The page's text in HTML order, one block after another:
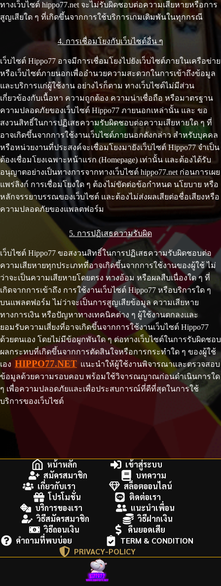
ทางเว็บไซต์ hippo77.net จะไม่รับผิดชอบต่อความเสียหายหรือการ
สูญเสียใด ๆ ที่เกิดขึ้นจากการใช้บริการเกมเดิมพันในทุกกรณี
4. การเชื่อมโยงกับเว็บไซต์อื่น ๆ
เว็บไซต์ Hippo77 อาจมีการเชื่อมโยงไปยังเว็บไซต์ภายในเครือข่าย
หรือเว็บไซต์ภายนอกเพื่ออำนวยความสะดวกในการเข้าถึงข้อมูล
และบริการแก่ผู้ใช้งาน อย่างไรก็ตาม ทางเว็บไซต์ไม่มีส่วน
เกี่ยวข้องกับเนื้อหา ความถูกต้อง ความน่าเชื่อถือ หรือมาตรฐาน
ความปลอดภัยของเว็บไซต์ Hippo77 ภายนอกเหล่านั้น และ ขอ
สงวนสิทธิ์ในการปฏิเสธความรับผิดชอบต่อความเสียหายใด ๆ ที่
อาจเกิดขึ้นจากการใช้งานเว็บไซต์ภายนอกดังกล่าว สำหรับบุคคล
หรือหน่วยงานที่ประสงค์จะเชื่อมโยงมายังเว็บไซต์ Hippo77 จำเป็น
ต้องเชื่อมโยงเฉพาะหน้าแรก (Homepage) เท่านั้น และต้องได้รับ
อนุญาตอย่างเป็นทางการจากทางเว็บไซต์ hippo77.net ก่อนการเผย
แพร่ลิงก์ การเชื่อมโยงใด ๆ ต้องไม่ขัดต่อข้อกำหนด นโยบาย หรือ
หลักจรรยาบรรณของเว็บไซต์ และต้องไม่ส่งผลเสียต่อชื่อเสียงหรือ
ความปลอดภัยของแพลตฟอร์ม
5. การปฏิเสธความรับผิด
เว็บไซต์ Hippo77 ขอสงวนสิทธิ์ในการปฏิเสธความรับผิดชอบต่อ
ความเสียหายทุกประเภทที่อาจเกิดขึ้นจากการใช้งานของผู้ใช้ ไม่
ว่าจะเป็นความเสียหายโดยตรง ทางอ้อม หรือผลสืบเนื่องใด ๆ ที่
เกิดจากการเข้าถึง การใช้งานเว็บไซต์ Hippo77 หรือบริการใด ๆ
บนแพลตฟอร์ม ไม่ว่าจะเป็นการสูญเสียข้อมูล ความเสียหาย
ทางการเงิน หรือปัญหาทางเทคนิคต่าง ๆ ผู้ใช้งานตกลงและ
ยอมรับความเสี่ยงที่อาจเกิดขึ้นจากการใช้งานเว็บไซต์ Hippo77
ด้วยตนเอง โดยไม่มีข้อผูกพันใด ๆ ต่อทางเว็บไซต์ในการรับผิดชอบ
ผลกระทบที่เกิดขึ้นจากการตัดสินใจหรือการกระทำใด ๆ ของผู้ใช้
เอง HIPPO77.NET แนะนำให้ผู้ใช้งานพิจารณาและตรวจสอบ
ข้อมูลด้วยความรอบคอบ พร้อมใช้วิจารณญาณก่อนดำเนินการใด
ๆ เพื่อความปลอดภัยและเพื่อประสบการณ์ที่ดีที่สุดในการใช้
บริการของเว็บไซต์
หน้าหลัก
เข้าสู่ระบบ
สมัครสมาชิก
บทความ
เกี่ยวกับเรา
สล็อตออนไลน์
โปรโมชั่น
ติดต่อเรา
บริการของเรา
แนะนำเพื่อน
วิธีสมัครสมาชิก
วิธีฝากเงิน
วิธีถอนเงิน
คืนยอดเสีย
คำถามที่พบบ่อย
TERM & CONDITION
PRIVACY-POLICY